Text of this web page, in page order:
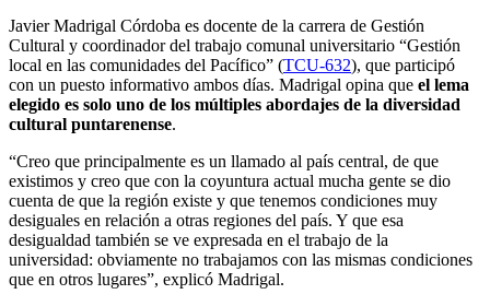
Javier Madrigal Córdoba es docente de la carrera de Gestión
Cultural y coordinador del trabajo comunal universitario “Gestión
local en las comunidades del Pacífico” (TCU-632), que participó
con un puesto informativo ambos días. Madrigal opina que el lema
elegido es solo uno de los múltiples abordajes de la diversidad
cultural puntarenense.
“Creo que principalmente es un llamado al país central, de que
existimos y creo que con la coyuntura actual mucha gente se dio
cuenta de que la región existe y que tenemos condiciones muy
desiguales en relación a otras regiones del país. Y que esa
desigualdad también se ve expresada en el trabajo de la
universidad: obviamente no trabajamos con las mismas condiciones
que en otros lugares”, explicó Madrigal.